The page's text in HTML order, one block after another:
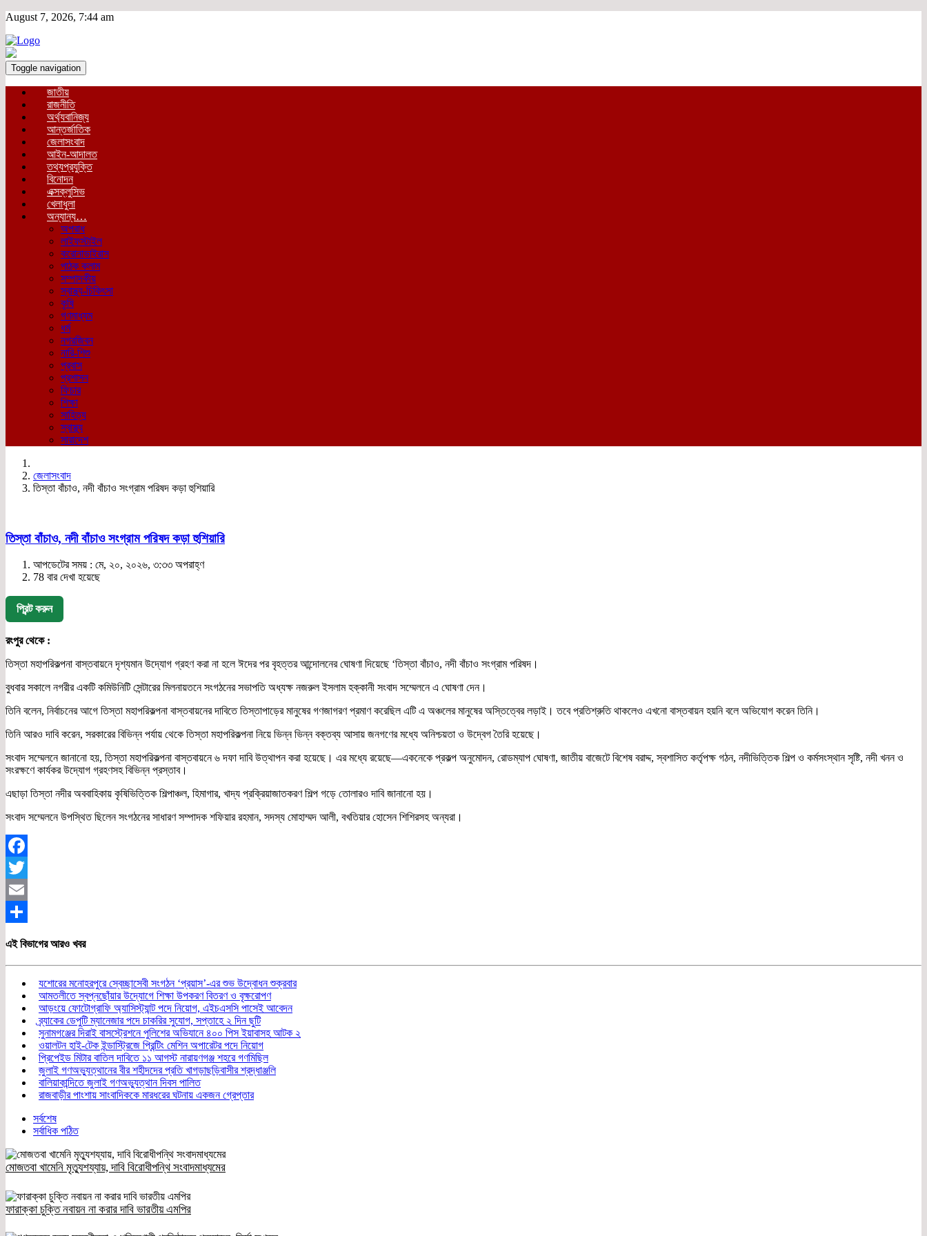
August 7, 2026, 7:44 am
Toggle navigation
জাতীয়
রাজনীতি
অর্থ্যবানিজ্য
আন্তর্জাতিক
জেলাসংবাদ
আইন-আদালত
তথ্যপ্রযুক্তি
বিনোদন
এক্সক্লুসিভ
খেলাধুলা
অন্যান্য…
অপরাধ
লাইফস্টাইল
করোনাভাইরাস
পাঠক কলাম
সম্পাদকীয়
স্বাস্থ্য-চিকিৎসা
কৃষি
গণমাধ্যম
ধর্ম
নগরজিবন
নারি-শিশু
প্রবাস
প্রশাসন
ফিচার
শিক্ষা
সাহিত্য
স্বাস্থ্য
সারাদেশ
জেলাসংবাদ
তিস্তা বাঁচাও, নদী বাঁচাও সংগ্রাম পরিষদ কড়া হুশিয়ারি
তিস্তা বাঁচাও, নদী বাঁচাও সংগ্রাম পরিষদ কড়া হুশিয়ারি
আপডেটের সময় : মে, ২০, ২০২৬, ৩:৩৩ অপরাহ্ণ
78 বার দেখা হয়েছে
প্রিন্ট করুন
রংপুর থেকে :
তিস্তা মহাপরিকল্পনা বাস্তবায়নে দৃশ্যমান উদ্যোগ গ্রহণ করা না হলে ঈদের পর বৃহত্তর আন্দোলনের ঘোষণা দিয়েছে ‘তিস্তা বাঁচাও, নদী বাঁচাও সংগ্রাম পরিষদ।
বুধবার সকালে নগরীর একটি কমিউনিটি সেন্টারের মিলনায়তনে সংগঠনের সভাপতি অধ্যক্ষ নজরুল ইসলাম হক্কানী সংবাদ সম্মেলনে এ ঘোষণা দেন।
তিনি বলেন, নির্বাচনের আগে তিস্তা মহাপরিকল্পনা বাস্তবায়নের দাবিতে তিস্তাপাড়ের মানুষের গণজাগরণ প্রমাণ করেছিল এটি এ অঞ্চলের মানুষের অস্তিত্বের লড়াই। তবে প্রতিশ্রুতি থাকলেও এখনো বাস্তবায়ন হয়নি বলে অভিযোগ করেন তিনি।
তিনি আরও দাবি করেন, সরকারের বিভিন্ন পর্যায় থেকে তিস্তা মহাপরিকল্পনা নিয়ে ভিন্ন ভিন্ন বক্তব্য আসায় জনগণের মধ্যে অনিশ্চয়তা ও উদ্বেগ তৈরি হয়েছে।
সংবাদ সম্মেলনে জানানো হয়, তিস্তা মহাপরিকল্পনা বাস্তবায়নে ৬ দফা দাবি উত্থাপন করা হয়েছে। এর মধ্যে রয়েছে—একনেকে প্রকল্প অনুমোদন, রোডম্যাপ ঘোষণা, জাতীয় বাজেটে বিশেষ বরাদ্দ, স্বশাসিত কর্তৃপক্ষ গঠন, নদীভিত্তিক শিল্প ও কর্মসংস্থান সৃষ্টি, নদী খনন ও
সংরক্ষণে কার্যকর উদ্যোগ গ্রহণসহ বিভিন্ন প্রস্তাব।
এছাড়া তিস্তা নদীর অববাহিকায় কৃষিভিত্তিক শিল্পাঞ্চল, হিমাগার, খাদ্য প্রক্রিয়াজাতকরণ শিল্প গড়ে তোলারও দাবি জানানো হয়।
সংবাদ সম্মেলনে উপস্থিত ছিলেন সংগঠনের সাধারণ সম্পাদক শফিয়ার রহমান, সদস্য মোহাম্মদ আলী, বখতিয়ার হোসেন শিশিরসহ অন্যরা।
Facebook
Twitter
Email
এই বিভাগের আরও খবর
যশোরের মনোহরপুরে স্বেচ্ছাসেবী সংগঠন ‘প্রয়াস’-এর শুভ উদ্বোধন শুক্রবার
আমতলীতে স্বপ্নছোঁয়ার উদ্যোগে শিক্ষা উপকরণ বিতরণ ও বৃক্ষরোপণ
আড়ংয়ে ফোটোগ্রাফি অ্যাসিস্ট্যান্ট পদে নিয়োগ, এইচএসসি পাসেই আবেদন
ব্র্যাকের ডেপুটি ম্যানেজার পদে চাকরির সুযোগ, সপ্তাহে ২ দিন ছুটি
সুনামগঞ্জের দিরাই বাসস্ট্রেশনে পুলিশের অভিযানে ৪০০ পিস ইয়াবাসহ আটক ২
ওয়ালটন হাই-টেক ইন্ডাস্ট্রিজে প্রিন্টিং মেশিন অপারেটর পদে নিয়োগ
প্রিপেইড মিটার বাতিল দাবিতে ১১ আগস্ট নারায়ণগঞ্জ শহরে গণমিছিল
জুলাই গণঅভ্যুত্থানের বীর শহীদদের প্রতি খাগড়াছড়িবাসীর শ্রদ্ধাঞ্জলি
বালিয়াকান্দিতে জুলাই গণঅভ্যুত্থান দিবস পালিত
রাজবাড়ীর পাংশায় সাংবাদিককে মারধরের ঘটনায় একজন গ্রেপ্তার
সর্বশেষ
সর্বাধিক পঠিত
মোজতবা খামেনি মৃত্যুশয্যায়, দাবি বিরোধীপন্থি সংবাদমাধ্যমের
ফারাক্কা চুক্তি নবায়ন না করার দাবি ভারতীয় এমপির